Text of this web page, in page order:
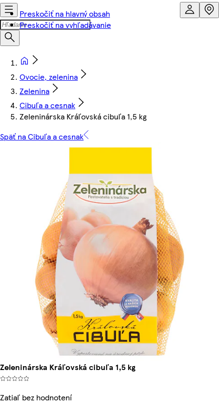
Preskočiť na hlavný obsah
Preskočiť na vyhľadávanie
Ovocie, zelenina
Zelenina
Cibuľa a cesnak
Zeleninárska Kráľovská cibuľa 1,5 kg
Späť na Cibuľa a cesnak
Zeleninárska Kráľovská cibuľa 1,5 kg
Zatiaľ bez hodnotení